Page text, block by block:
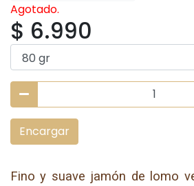
Agotado.
$ 6.990
Encargar
Fino y suave jamón de lomo